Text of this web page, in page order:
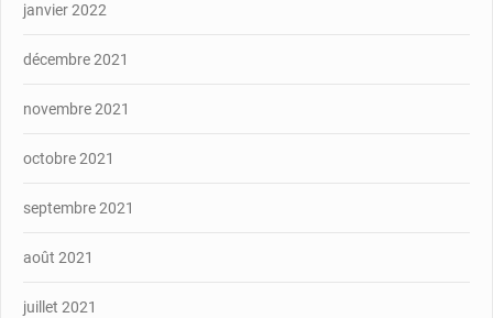
janvier 2022
décembre 2021
novembre 2021
octobre 2021
septembre 2021
août 2021
juillet 2021